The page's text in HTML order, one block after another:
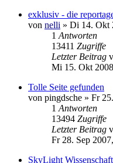
exklusiv - die
von nelli » Di 14. Okt
1 Antworten
13411 Zugriffe
Letzter Beitrag
Mi 15. Okt
Tolle Seite gefunden
von pingdsche » Fr
1 Antworten
13494 Zugriffe
Letzter Beitrag
Fr 28. Sep
SkyLight